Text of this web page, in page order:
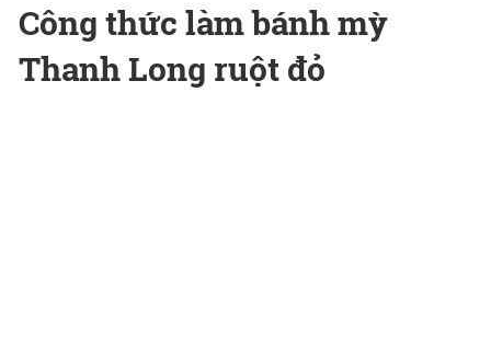
Công thức làm bánh mỳ
Thanh Long ruột đỏ